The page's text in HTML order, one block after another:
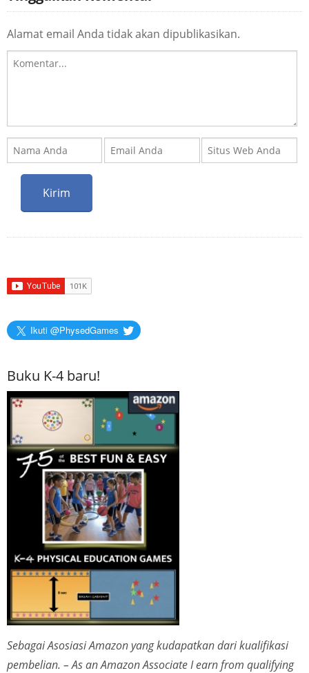
Alamat email Anda tidak akan dipublikasikan.
Ikuti @PhysedGames
Buku K-4 baru!
Sebagai Asosiasi Amazon yang kudapatkan dari kualifikasi
pembelian. – As an Amazon Associate I earn from qualifying